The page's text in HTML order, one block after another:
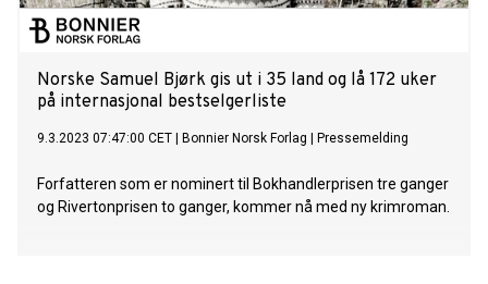
Norske Samuel Bjørk gis ut i 35 land og lå 172 uker
på internasjonal bestselgerliste
9.3.2023 07:47:00 CET Bonnier Norsk Forlag Pressemelding
Forfatteren som er nominert til Bokhandlerprisen tre ganger
og Rivertonprisen to ganger, kommer nå med ny krimroman.